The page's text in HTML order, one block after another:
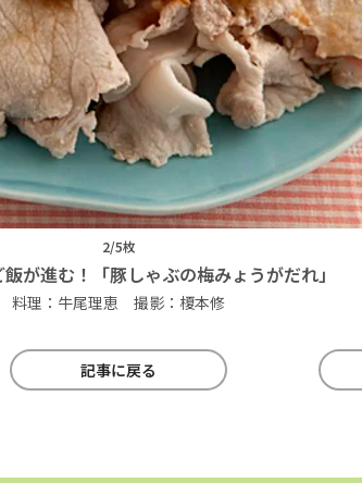
2/5枚
が進む！「豚しゃぶの梅みょうがだれ」
料理：牛尾理恵 撮影：榎本修
記事に戻る